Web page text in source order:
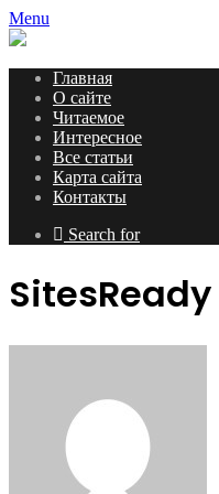
Menu
Главная
О сайте
Читаемое
Интересное
Все статьи
Карта сайта
Контакты
Search for
SitesReady